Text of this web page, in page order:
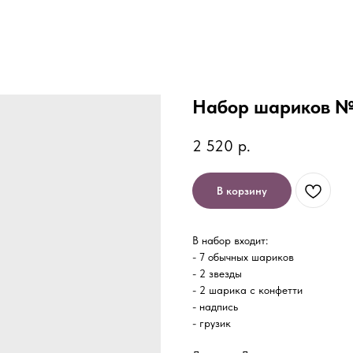
Набор шариков
2 520 р.
В корзину
В набор входит:
- 7 обычных шариков
- 2 звезды
- 2 шарика с конфетти
- надпись
- грузик